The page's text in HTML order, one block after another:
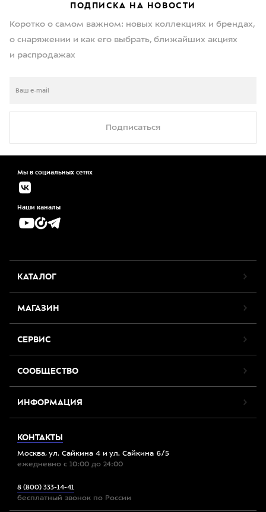
ПОДПИСКА НА НОВОСТИ
Коротко о самом важном: новых коллекциях и брендах,
о снаряжении и как его выбрать, ближайших акциях
и распродажах
Подписаться
Мы в социальных сетях
Наши каналы
КАТАЛОГ
МАГАЗИН
СЕРВИС
СООБЩЕСТВО
ИНФОРМАЦИЯ
КОНТАКТЫ
Москва, ул. Сайкина 4 и ул. Сайкина 6/5
ежедневно с 10:00 до 24:00
8 (800) 333-14-41
бесплатный звонок по России